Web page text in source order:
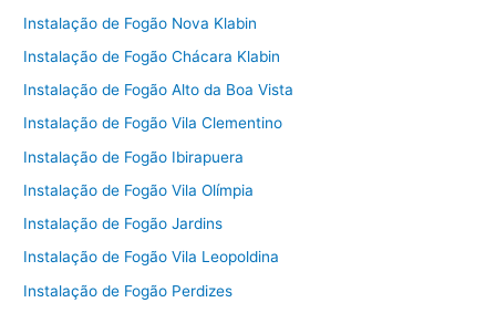
Instalação de Fogão Nova Klabin
Instalação de Fogão Chácara Klabin
Instalação de Fogão Alto da Boa Vista
Instalação de Fogão Vila Clementino
Instalação de Fogão Ibirapuera
Instalação de Fogão Vila Olímpia
Instalação de Fogão Jardins
Instalação de Fogão Vila Leopoldina
Instalação de Fogão Perdizes